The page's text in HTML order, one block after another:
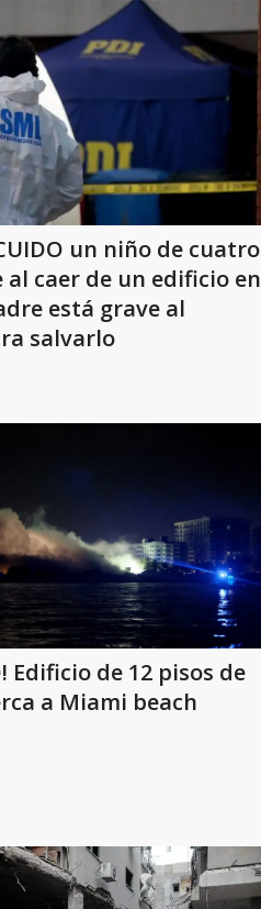
un niño de cuatro
al caer de un edificio en
está grave al
salvarlo
Edificio de 12 pisos de
a Miami beach